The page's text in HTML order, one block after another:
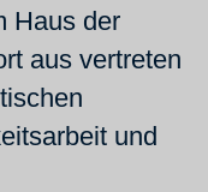
Haus der
aus vertreten
und